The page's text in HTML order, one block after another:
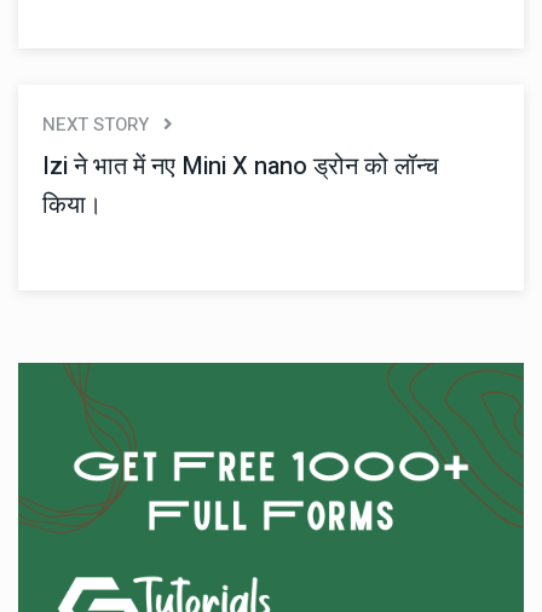
NEXT STORY
Izi ने भात में नए Mini X nano ड्रोन को लॉन्च
किया।